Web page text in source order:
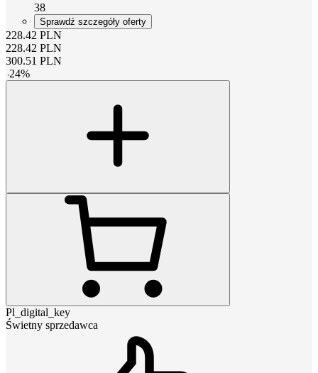
38
Sprawdź szczegóły oferty
228.42 PLN
228.42 PLN
300.51 PLN
-24%
Pl_digital_key
Świetny sprzedawca